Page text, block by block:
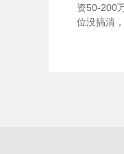
资50-200
位没搞清